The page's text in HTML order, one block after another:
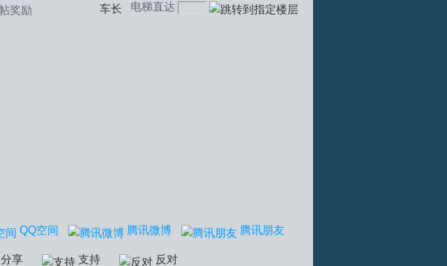
电梯直达
车长
QQ空间 腾讯微博 腾讯朋友
分享 支持 反对